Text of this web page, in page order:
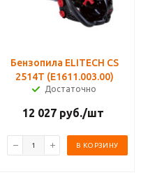
Бензопила ELITECH CS
2514T (E1611.003.00)
Достаточно
12 027руб./шт
В КОРЗИНУ